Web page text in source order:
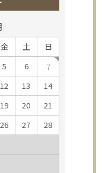
金 土 日
5 6
7
12 13
14
19 20
21
26 27
28